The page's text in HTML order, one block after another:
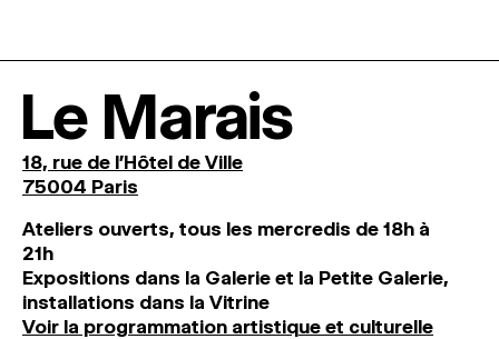
Le Marais
18, rue de l'Hôtel de Ville
75004 Paris
Ateliers ouverts, tous les mercredis de 18h à
21h
Expositions dans la Galerie et la Petite Galerie,
installations dans la Vitrine
Voir la programmation artistique et culturelle